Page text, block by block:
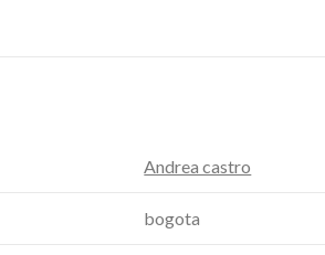
Andrea castro
bogota